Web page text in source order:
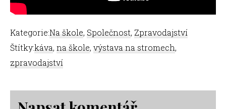
Kategorie:Na škole, Společnost, Zpravodajství
Štítky:káva, na škole, výstava na stromech,
zpravodajství
Reader